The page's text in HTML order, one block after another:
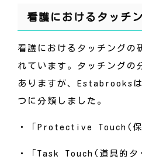
看護におけるタッチ
看護におけるタッチングの
れています。タッチングの
ありますが、Estabrooks
つに分類しました。
・「Protective Touch(保
・「Task Touch(道具的タ